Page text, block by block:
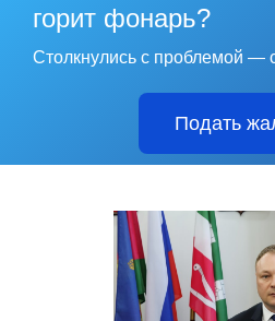
горит фонарь?
Столкнулись с проблемой —
Подать